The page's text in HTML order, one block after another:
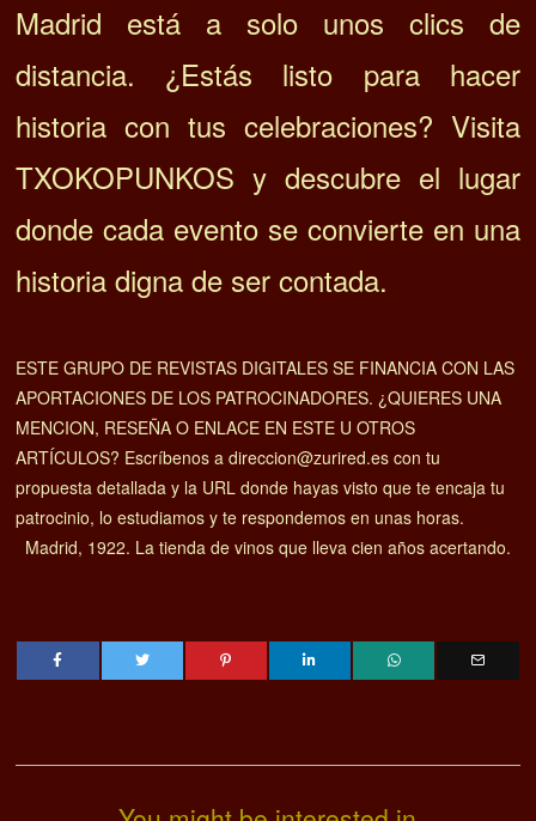
Madrid está a solo unos clics de
distancia. ¿Estás listo para hacer
historia con tus celebraciones? Visita
TXOKOPUNKOS y descubre el lugar
donde cada evento se convierte en una
historia digna de ser contada.
ESTE GRUPO DE REVISTAS DIGITALES SE FINANCIA CON LAS
APORTACIONES DE LOS PATROCINADORES. ¿QUIERES UNA
MENCION, RESEÑA O ENLACE EN ESTE U OTROS
ARTÍCULOS? Escríbenos a direccion@zurired.es con tu
propuesta detallada y la URL donde hayas visto que te encaja tu
patrocinio, lo estudiamos y te respondemos en unas horas.
Madrid, 1922. La tienda de vinos que lleva cien años acertando.